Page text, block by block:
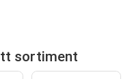
sortiment